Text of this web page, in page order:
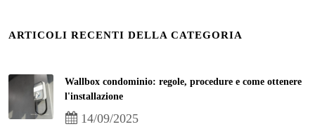
ARTICOLI RECENTI DELLA CATEGORIA
Wallbox condominio: regole, procedure e come ottenere
l'installazione
14/09/2025